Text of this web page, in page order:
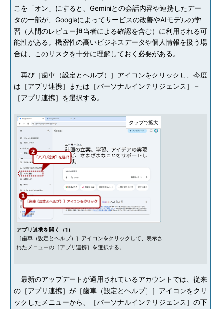
こを「オン」にすると、Geminiとの会話内容や連携したデー
タの一部が、Googleによってサービスの改善やAIモデルの学
習（人間のレビュー担当者による確認を含む）に利用される可
能性がある。機密性の高いビジネスデータや個人情報を扱う場
合は、このリスクを十分に理解しておく必要がある。
再び［歯車（設定とヘルプ）］アイコンをクリックし、今度
は［アプリ連携］または［パーソナルインテリジェンス］－
［アプリ連携］を選択する。
アプリ連携を開く（1）
［歯車（設定とヘルプ）］アイコンをクリックして、表示さ
れたメニューの［アプリ連携］を選択する。
最新のアップデートが適用されているアカウントでは、従来
の［アプリ連携］が［歯車（設定とヘルプ）］アイコンをクリ
ックしたメニューから、［パーソナルインテリジェンス］の下